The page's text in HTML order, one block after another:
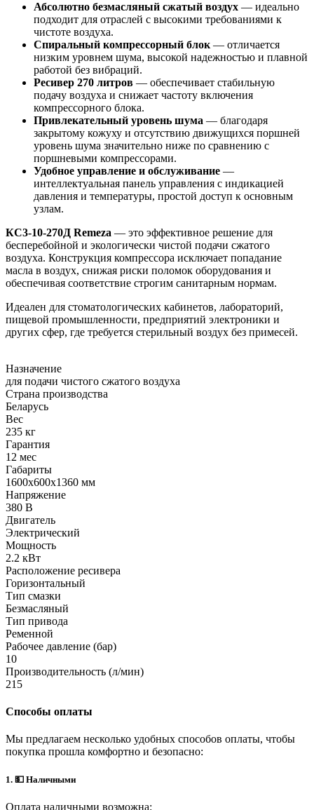
Абсолютно безмасляный сжатый воздух — идеально
подходит для отраслей с высокими требованиями к
чистоте воздуха.
Спиральный компрессорный блок — отличается
низким уровнем шума, высокой надежностью и плавной
работой без вибраций.
Ресивер 270 литров — обеспечивает стабильную
подачу воздуха и снижает частоту включения
компрессорного блока.
Привлекательный уровень шума — благодаря
закрытому кожуху и отсутствию движущихся поршней
уровень шума значительно ниже по сравнению с
поршневыми компрессорами.
Удобное управление и обслуживание —
интеллектуальная панель управления с индикацией
давления и температуры, простой доступ к основным
узлам.
КС3-10-270Д Remeza — это эффективное решение для
бесперебойной и экологически чистой подачи сжатого
воздуха. Конструкция компрессора исключает попадание
масла в воздух, снижая риски поломок оборудования и
обеспечивая соответствие строгим санитарным нормам.
Идеален для стоматологических кабинетов, лабораторий,
пищевой промышленности, предприятий электроники и
других сфер, где требуется стерильный воздух без примесей.
Назначение
для подачи чистого сжатого воздуха
Страна производства
Беларусь
Вес
235 кг
Гарантия
12 мес
Габариты
1600x600x1360 мм
Напряжение
380 В
Двигатель
Электрический
Мощность
2.2 кВт
Расположение ресивера
Горизонтальный
Тип смазки
Безмасляный
Тип привода
Ременной
Рабочее давление (бар)
10
Производительность (л/мин)
215
Способы оплаты
Мы предлагаем несколько удобных способов оплаты, чтобы
покупка прошла комфортно и безопасно:
1. 💵 Наличными
Оплата наличными возможна: